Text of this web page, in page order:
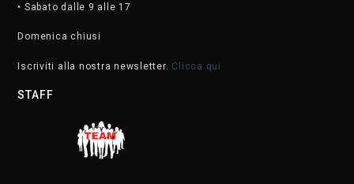
• Sabato dalle 9 alle 17
Domenica chiusi
Iscriviti alla nostra newsletter. Clicca qui
STAFF